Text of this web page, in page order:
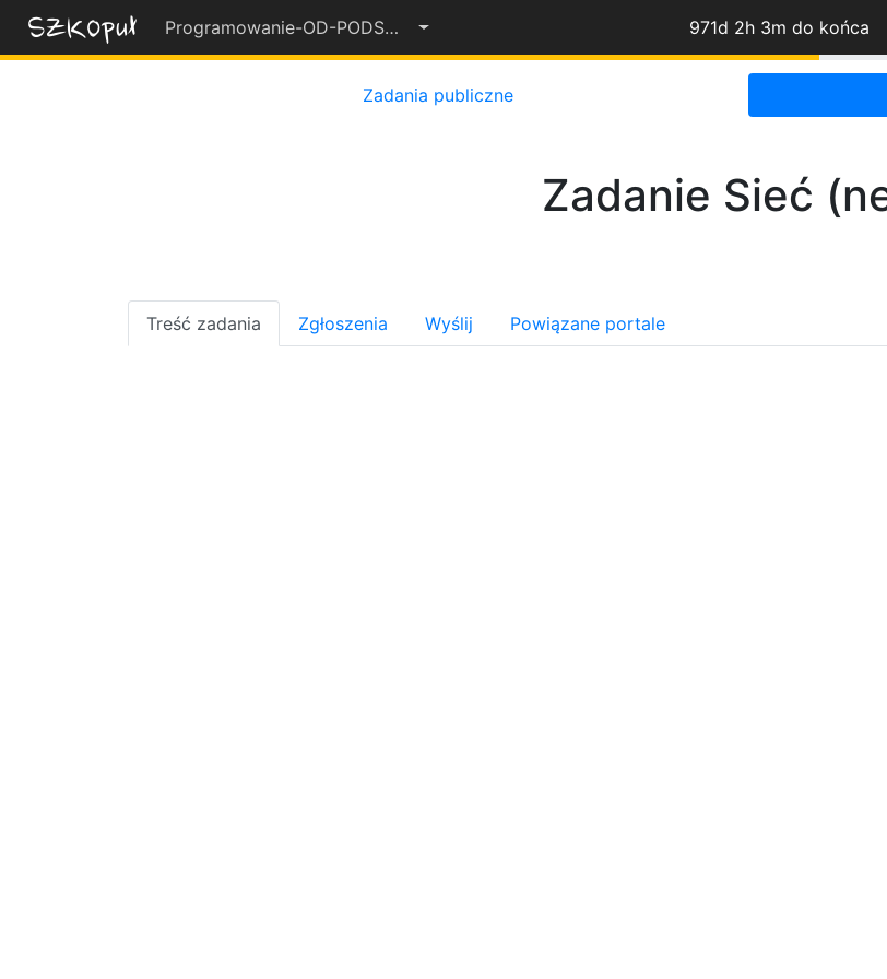
Programowanie-OD-PODSTAW-2022-23 971d 2h 3m do końca
55%
Zadania publiczne
Zadanie Sieć
Treść zadania Zgłoszenia Wyślij Powiązane portale